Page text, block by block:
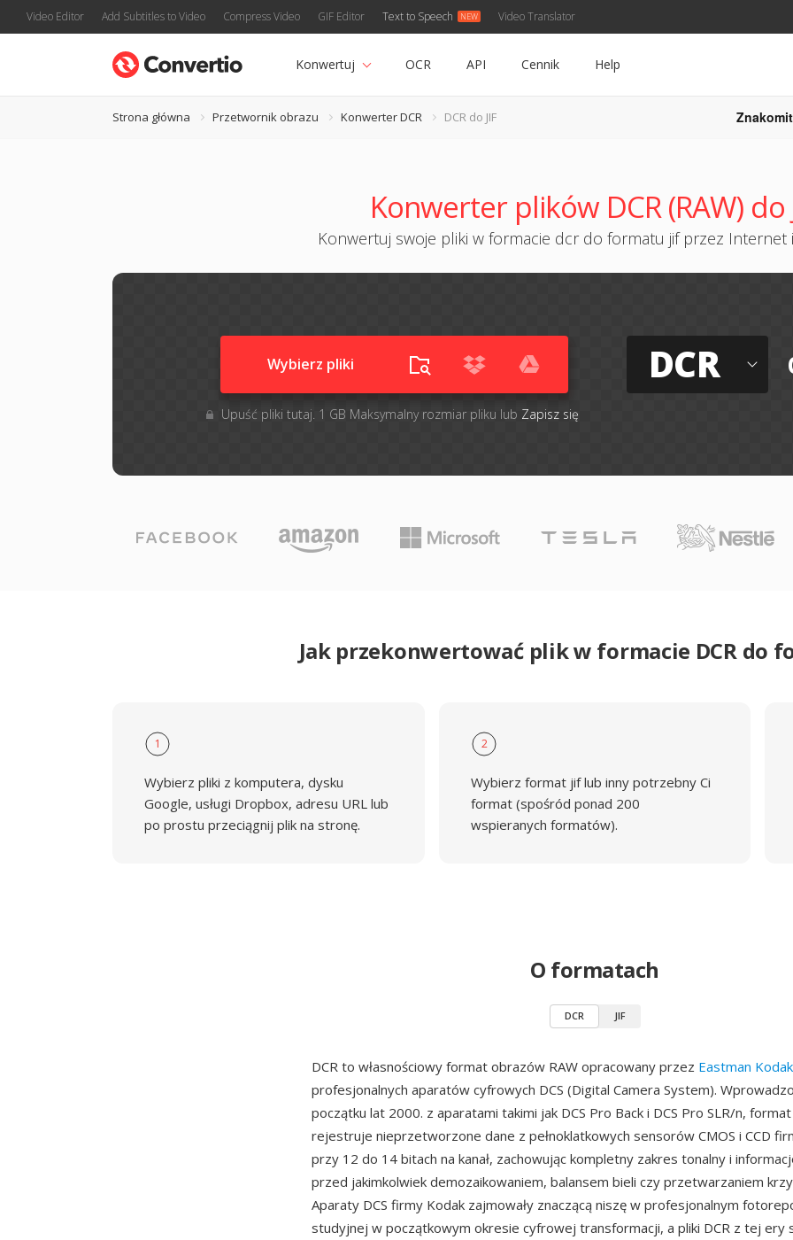
Video Editor Add Subtitles to Video Compress Video GIF Editor Text to Speech Video Translator
Konwertuj OCR API Cennik Help
Strona główna Przetwornik obrazu Konwerter DCR DCR do JIF
Konwerter plików DCR (RAW) do
Konwertuj swoje pliki w formacie dcr do formatu jif przez Internet
Wybierz pliki
Upuść pliki tutaj. 1 GB Maksymalny rozmiar pliku lub Zapisz się
DCR
Jak przekonwertować plik w formacie DCR do
1
Wybierz pliki z komputera, dysku
Google, usługi Dropbox, adresu URL lub
po prostu przeciągnij plik na stronę.
2
Wybierz format jif lub inny potrzebny Ci
format (spośród ponad 200
wspieranych formatów).
O formatach
DCR JIF
DCR to własnościowy format obrazów RAW opracowany przez Eastman Kodak
profesjonalnych aparatów cyfrowych DCS (Digital Camera System).
początku lat 2000. z aparatami takimi jak DCS Pro Back i DCS Pro SLR/n, format
rejestruje nieprzetworzone dane z pełnoklatkowych sensorów CMOS i CCD
przy 12 do 14 bitach na kanał, zachowując kompletny zakres tonalny i
przed jakimkolwiek demozaikowaniem, balansem bieli czy przetwarzaniem
Aparaty DCS firmy Kodak zajmowały znaczącą niszę w profesjonalnym
studyjnej w początkowym okresie cyfrowej transformacji, a pliki DCR z tej ery